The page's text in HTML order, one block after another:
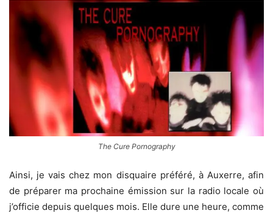
The Cure Pornography
Ainsi, je vais chez mon disquaire préféré, à Auxerre, afin
de préparer ma prochaine émission sur la radio locale où
j’officie depuis quelques mois. Elle dure une heure, comme